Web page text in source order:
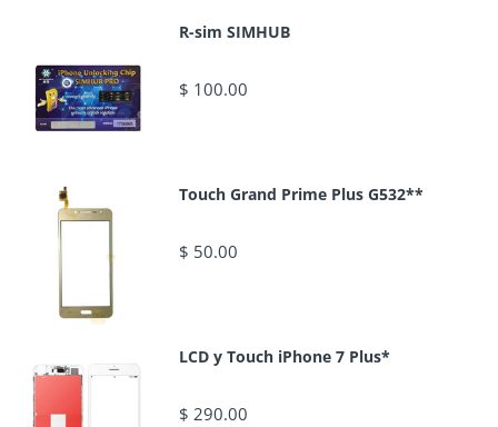
R-sim SIMHUB
$ 100.00
Touch Grand Prime Plus G532**
$ 50.00
LCD y Touch iPhone 7 Plus*
$ 290.00